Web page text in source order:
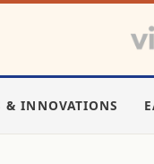
& INNOVATIONS